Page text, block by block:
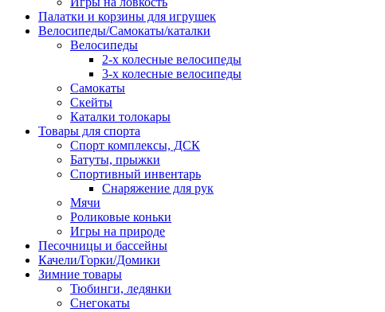
Палатки и корзины для игрушек
Велосипеды/Самокаты/каталки
Велосипеды
2-х колесные велосипеды
3-х колесные велосипеды
Самокаты
Скейты
Каталки толокары
Товары для спорта
Спорт комплексы, ДСК
Батуты, прыжки
Спортивный инвентарь
Снаряжение для рук
Мячи
Роликовые коньки
Игры на природе
Песочницы и бассейны
Качели/Горки/Домики
Зимние товары
Тюбинги, ледянки
Снегокаты